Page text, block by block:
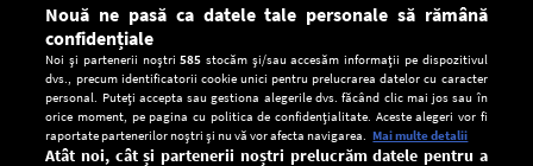
Descarcă gratuit aplicaţia Europa FM pentru smartphone:
Nouă ne pasă ca datele tale personale să rămână
confidențiale
Noi și partenerii noștri585 stocăm și/sau accesăm informații pe dispozitivul
dvs., precum identificatorii cookie unici pentru prelucrarea datelor cu caracter
personal. Puteți accepta sau gestiona alegerile dvs. făcând clic mai jos sau în
orice moment, pe pagina cu politica de confidențialitate. Aceste alegeri vor fi
raportate partenerilor noștri și nu vă vor afecta navigarea. Mai multe detalii
Atât noi, cât și partenerii noștri prelucrăm datele pentru a